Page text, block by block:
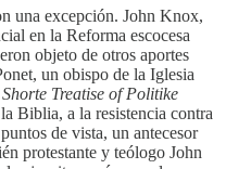
una excepción. John Knox,
en la Reforma escocesa
objeto de otros aportes
un obispo de la Iglesia
Treatise of Politike
Biblia, a la resistencia contra
de vista, un antecesor
protestante y teólogo John